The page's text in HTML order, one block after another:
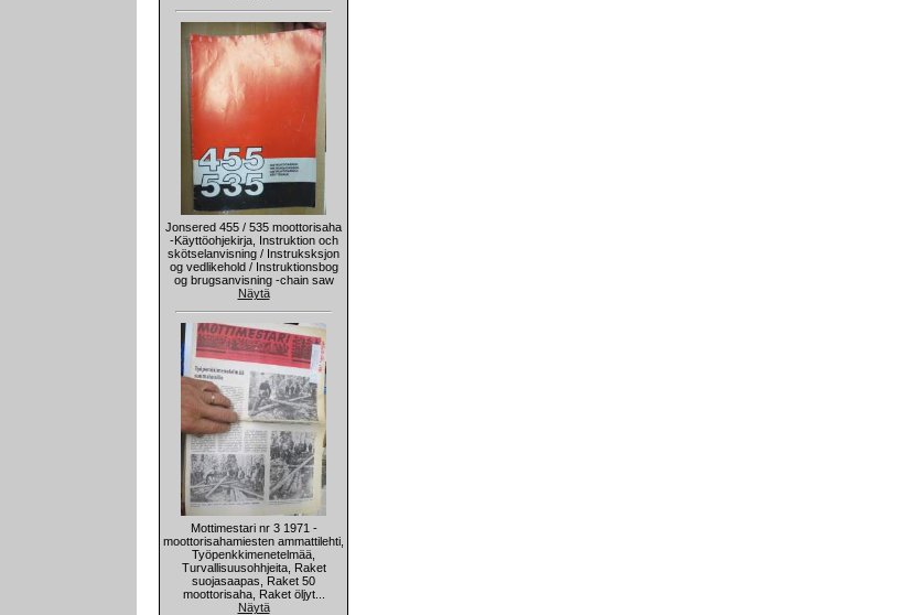
Jonsered 455 / 535 moottorisaha
-Käyttöohjekirja, Instruktion och
skötselanvisning / Instruksksjon
og vedlikehold / Instruktionsbog
og brugsanvisning -chain saw
Näytä
Mottimestari nr 3 1971 -
moottorisahamiesten ammattilehti,
Työpenkkimenetelmää,
Turvallisuusohhjeita, Raket
suojasaapas, Raket 50
moottorisaha, Raket öljyt...
Näytä